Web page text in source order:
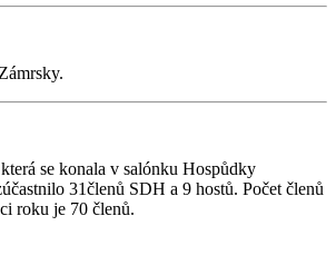
se konala v salónku Hospůdky
31členů SDH a 9 hostů. Počet členů
roku je 70 členů.